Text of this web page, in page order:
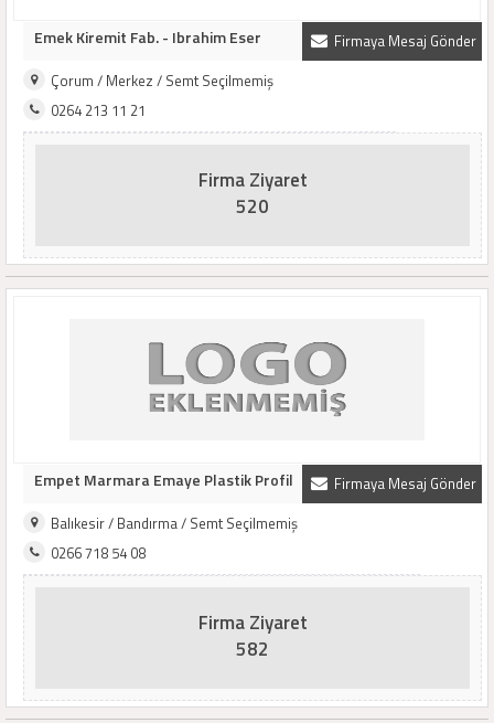
Firmaya Mesaj Gönder
Emek Kiremit Fab. - Ibrahim Eser
Çorum / Merkez / Semt Seçilmemiş
0264 213 11 21
Firma Ziyaret
520
Firmaya Mesaj Gönder
Empet Marmara Emaye Plastik Profil
Balıkesir / Bandırma / Semt Seçilmemiş
0266 718 54 08
Firma Ziyaret
582